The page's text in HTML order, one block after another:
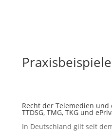
Praxisbeispiele
Recht der Telemedien
TTDSG, TMG, TKG und
In Deutschland gilt seit